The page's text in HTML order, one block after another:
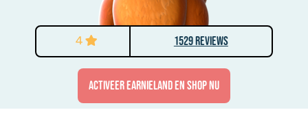
4 1529 Reviews
activeer Earnieland en shop nu